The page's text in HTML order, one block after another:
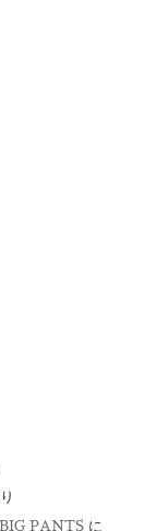
PANTSに